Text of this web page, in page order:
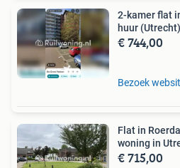
2-kamer flat
huur (Utrecht)
€ 744,00
Bezoek
Flat in
woning in
€ 715,00